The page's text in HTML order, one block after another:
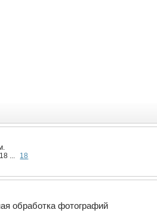
...
18
обработка фотографий